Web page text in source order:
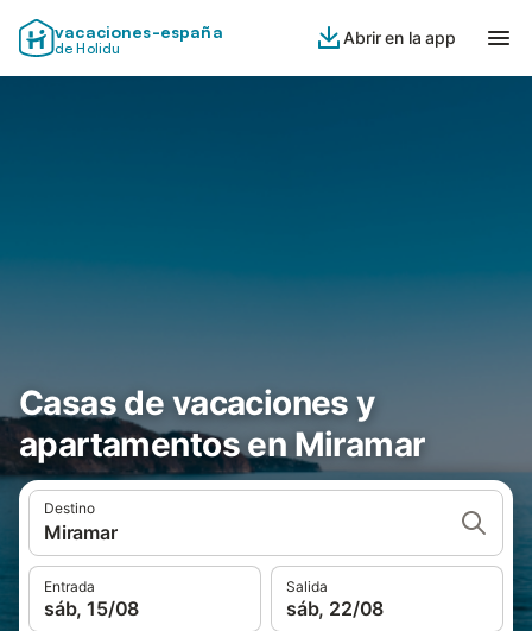
vacaciones-españa
de Holidu
Abrir en la app
Casas de vacaciones y
apartamentos en Miramar
Destino
Miramar
Entrada
sáb, 15/08
Salida
sáb, 22/08